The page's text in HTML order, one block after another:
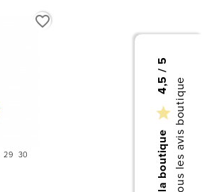

4,5 / 5
Voir tous les avis boutique
29 30
favorite_border